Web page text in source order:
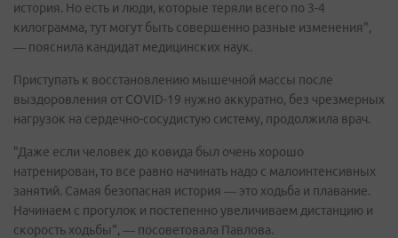
история. Но есть и люди, которые теряли всего по 3-4
килограмма, тут могут быть совершенно разные изменения",
— пояснила кандидат медицинских наук.
Приступать к восстановлению мышечной массы после
выздоровления от COVID-19 нужно аккуратно, без чрезмерных
нагрузок на сердечно-сосудистую систему, продолжила врач.
"Даже если человек до ковида был очень хорошо
натренирован, то все равно начинать надо с малоинтенсивных
занятий. Самая безопасная история — это ходьба и плавание.
Начинаем с прогулок и постепенно увеличиваем дистанцию и
скорость ходьбы", — посоветовала Павлова.